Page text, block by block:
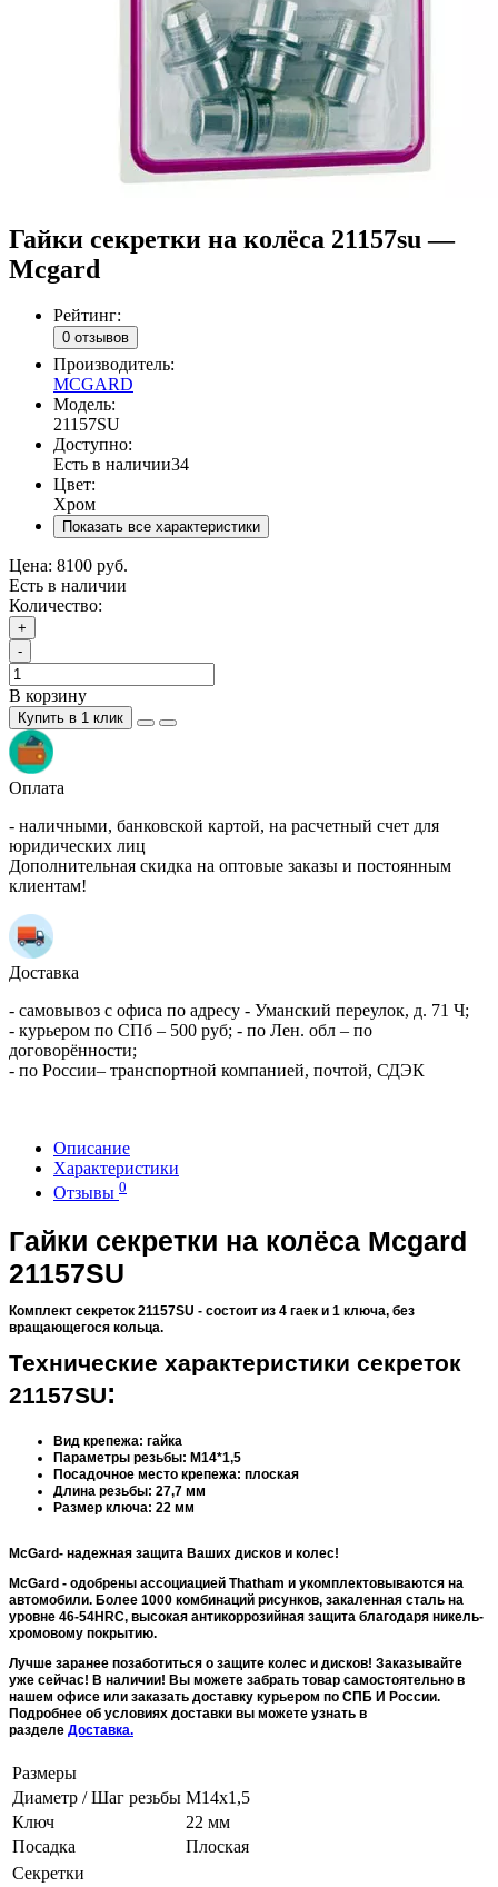
Гайки секретки на колёса 21157su —
Mcgard
Рейтинг:
0 отзывов
Производитель:
MCGARD
Модель:
21157SU
Доступно:
Есть в наличии34
Цвет:
Хром
Показать все характеристики
Цена: 8100 руб.
Есть в наличии
Количество:
+
-
В корзину
Купить в 1 клик
Оплата
- наличными, банковской картой, на расчетный счет для
юридических лиц
Дополнительная скидка на оптовые заказы и постоянным
клиентам!
Доставка
- самовывоз с офиса по адресу - Уманский переулок, д. 71 Ч;
- курьером по СПб – 500 руб; - по Лен. обл – по
договорённости;
- по России– транспортной компанией, почтой, СДЭК
Описание
Характеристики
Отзывы 0
Гайки секретки на колёса Mcgard
21157SU
Комплект секреток 21157SU - состоит из 4 гаек и 1 ключа, без
вращающегося кольца.
Технические характеристики секреток
21157SU:
Вид крепежа: гайка
Параметры резьбы: М14*1,5
Посадочное место крепежа: плоская
Длина резьбы: 27,7 мм
Размер ключа: 22 мм
McGard- надежная защита Ваших дисков и колес!
McGard - одобрены ассоциацией Thatham и укомплектовываются на
автомобили. Более 1000 комбинаций рисунков, закаленная сталь на
уровне 46-54HRC, высокая антикоррозийная защита благодаря никель-
хромовому покрытию.
Лучше заранее позаботиться о защите колес и дисков! Заказывайте
уже сейчас! В наличии! Вы можете забрать товар самостоятельно в
нашем офисе или заказать доставку курьером по СПБ И России.
Подробнее об условиях доставки вы можете узнать в
разделе Доставка.
Размеры
Диаметр / Шаг резьбы M14x1,5
Ключ
22 мм
Посадка
Плоская
Секретки